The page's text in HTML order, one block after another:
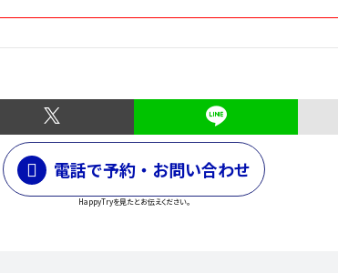
電話で予約・お問い合わせ
HappyTryを見たとお伝えください。